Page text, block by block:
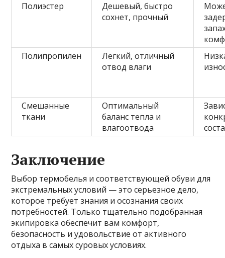
Полиэстер
Дешевый, быстро
сохнет, прочный
Полипропилен
Легкий, отличный
отвод влаги
Смешанные
ткани
Оптимальный
баланс тепла и
влагоотвода
Заключение
Выбор термобелья и соответствующей обуви для
экстремальных условий — это серьезное дело,
которое требует знания и осознания своих
потребностей. Только тщательно подобранная
экипировка обеспечит вам комфорт,
безопасность и удовольствие от активного
отдыха в самых суровых условиях.